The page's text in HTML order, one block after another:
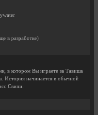
в разработке)
в котором Вы играете за Тавиша
История начинается в обычной
Свипи.